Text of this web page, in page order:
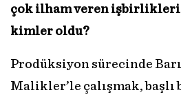
çok ilham veren işbirlikleri
kimler oldu?
Prodüksiyon sürecinde
Malikler’le çalışmak, başlı